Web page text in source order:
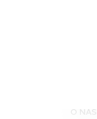
O NAS